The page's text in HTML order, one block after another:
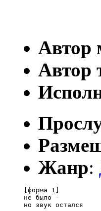
Автор
Автор
Жанр:
[форма 1]
не было -
но звук остался